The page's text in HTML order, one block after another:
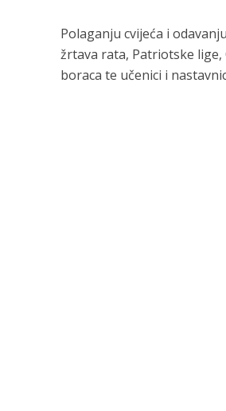
Polaganju cvijeća i
žrtava rata, Patriotske lige,
boraca te učenici i